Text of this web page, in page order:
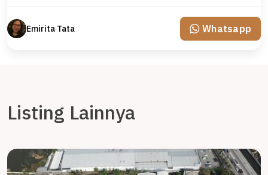
Emirita Tata Whatsapp
Listing Lainnya